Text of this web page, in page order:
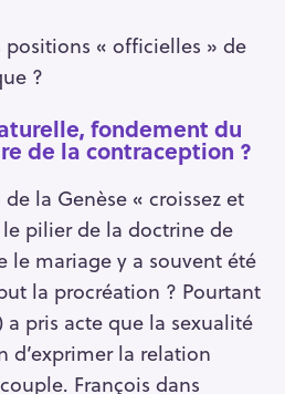
« officielles » de
?
fondement du
de la contraception ?
la Genèse « croissez et
pilier de la doctrine de
le mariage y a souvent été
la procréation ? Pourtant
a pris acte que la sexualité
d’exprimer la relation
François dans